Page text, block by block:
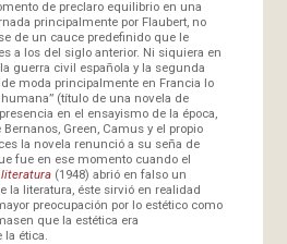
de preclaro equilibrio en una
principalmente por Flaubert, no
de un cauce predefinido que le
a los del siglo anterior. Ni siquiera en
guerra civil española y la segunda
moda principalmente en Francia lo
(título de una novela de
en el ensayismo de la época,
Green, Camus y el propio
la novela renunció a su seña de
fue en ese momento cuando el
(1948) abrió en falso un
la literatura, éste sirvió en realidad
preocupación por lo estético como
que la estética era
ética.